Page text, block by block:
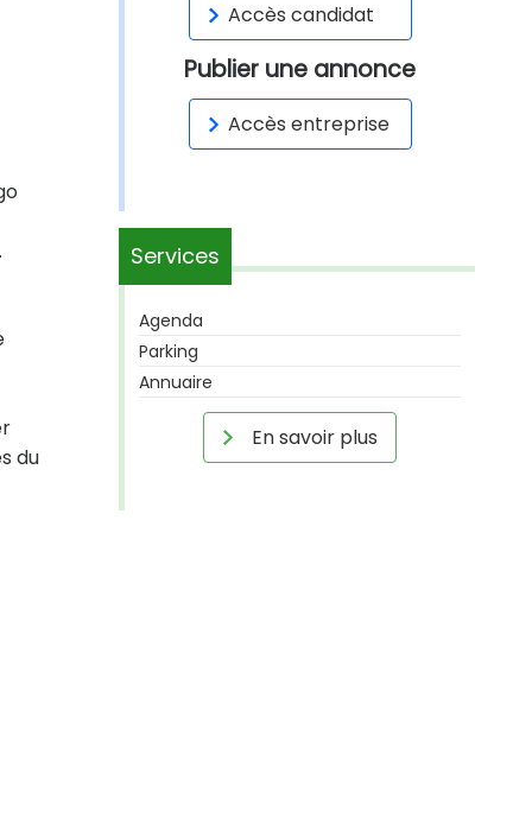
du
Accès candidat
Publier une annonce
Accès entreprise
Services
Agenda
Parking
Annuaire
En savoir plus